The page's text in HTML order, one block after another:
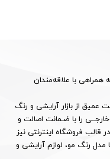
همراهی با علاقه‌مندان
بر تجربه ۲۰ ساله و شناخت عمیق از بازار آرایشی و رنگ
را با ضـمانت اصالت و
قالب فروشگاه اینترنتی نیز
رنگ مو، لوازم آرایشی و